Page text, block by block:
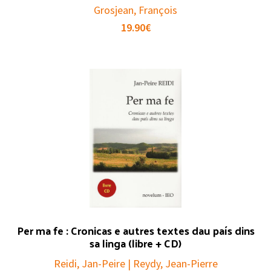
Grosjean, François
19.90€
Per ma fe : Cronicas e autres textes dau país dins
sa linga (libre + CD)
Reidi, Jan-Peire | Reydy, Jean-Pierre